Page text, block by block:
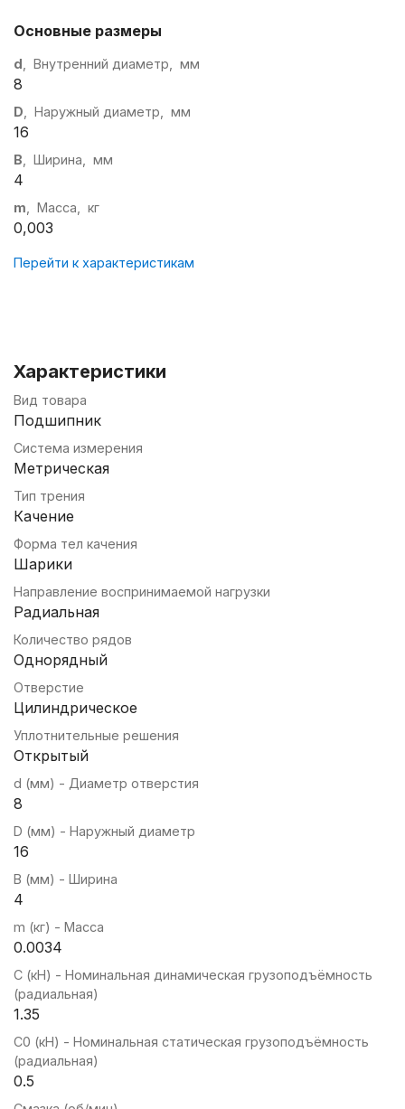
Основные размеры
d , Внутренний диаметр, мм
8
D , Наружный диаметр, мм
16
B , Ширина, мм
4
m , Масса, кг
0,003
Перейти к характеристикам
Характеристики
Вид товара
Подшипник
Система измерения
Метрическая
Тип трения
Качение
Форма тел качения
Шарики
Направление воспринимаемой нагрузки
Радиальная
Количество рядов
Однорядный
Отверстие
Цилиндрическое
Уплотнительные решения
Открытый
d (мм) - Диаметр отверстия
8
D (мм) - Наружный диаметр
16
B (мм) - Ширина
4
m (кг) - Масса
0.0034
C (кН) - Номинальная динамическая грузоподъёмность
(радиальная)
1.35
C0 (кН) - Номинальная статическая грузоподъёмность
(радиальная)
0.5